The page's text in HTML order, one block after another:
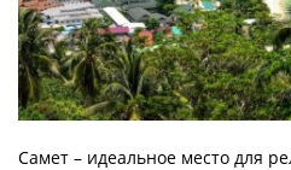
Самет – идеальное место для